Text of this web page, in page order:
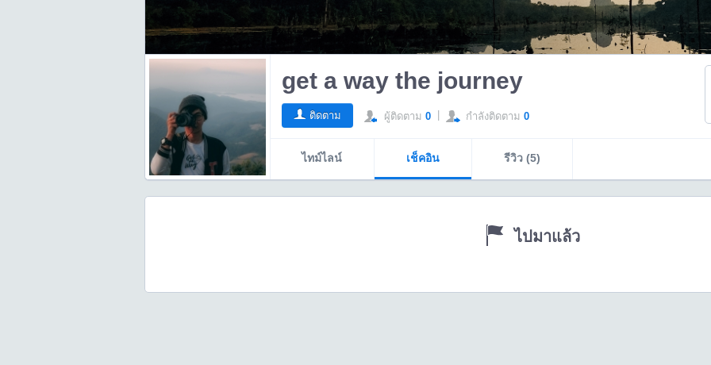
get a way the journey
ติดตาม ผู้ติดตาม 0| กำลังติดตาม 0
ไทม์ไลน์ เช็คอิน รีวิว (5)
ไปมาแล้ว